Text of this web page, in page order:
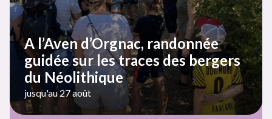
A l’Aven d’Orgnac, randonnée
guidée sur les traces des bergers
du Néolithique
jusqu'au 27 août